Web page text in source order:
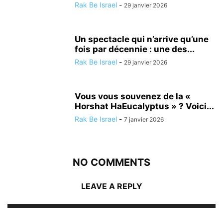
Rak Be Israel - 29 janvier 2026
Un spectacle qui n’arrive qu’une
fois par décennie : une des...
Rak Be Israel - 29 janvier 2026
Vous vous souvenez de la «
Horshat HaEucalyptus » ? Voici...
Rak Be Israel - 7 janvier 2026
NO COMMENTS
LEAVE A REPLY